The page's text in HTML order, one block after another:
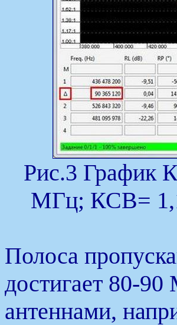
Рис.3 График
МГц; КСВ=
Полоса
достигает 80-
антеннами,